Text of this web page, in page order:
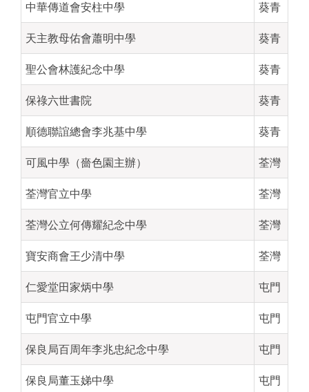
中華傳道會安柱中學 葵青
天主教母佑會蕭明中學 葵青
聖公會林護紀念中學 葵青
保祿六世書院 葵青
順德聯誼總會李兆基中學 葵青
可風中學（嗇色園主辦） 荃灣
荃灣官立中學 荃灣
荃灣公立何傳耀紀念中學 荃灣
寶安商會王少清中學 荃灣
仁愛堂田家炳中學 屯門
屯門官立中學 屯門
保良局百周年李兆忠紀念中學 屯門
保良局董玉娣中學 屯門